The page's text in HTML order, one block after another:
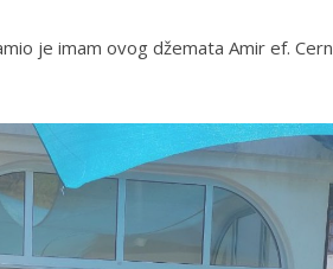
je imam ovog džemata Amir ef.